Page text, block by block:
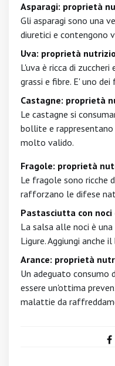
Asparagi: proprietà
Gli asparagi sono una
diuretici e contengono
Uva: proprietà
L'uva è ricca di
grassi e fibre. E' uno
Castagne: proprietà
Le castagne si
bollite e
molto valido.
Fragole: proprietà
Le fragole sono ricche
rafforzano le difese
Pastasciutta con noci
La salsa alle noci è
Ligure. Aggiungi anche
Arance: proprietà
Un adeguato consumo
essere un'ottima
malattie da